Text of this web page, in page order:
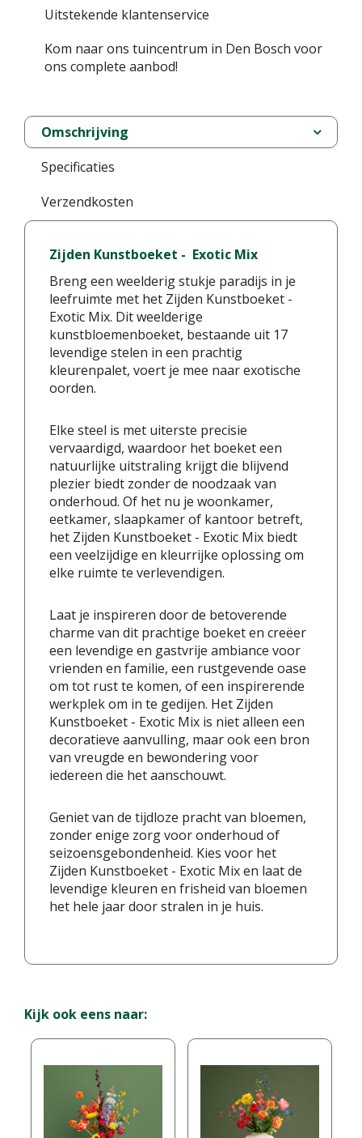
Uitstekende klantenservice
Kom naar ons tuincentrum in Den Bosch voor
ons complete aanbod!
Omschrijving
Specificaties
Verzendkosten
Zijden Kunstboeket - Exotic Mix
Breng een weelderig stukje paradijs in je
leefruimte met het Zijden Kunstboeket -
Exotic Mix. Dit weelderige
kunstbloemenboeket, bestaande uit 17
levendige stelen in een prachtig
kleurenpalet, voert je mee naar exotische
oorden.
Elke steel is met uiterste precisie
vervaardigd, waardoor het boeket een
natuurlijke uitstraling krijgt die blijvend
plezier biedt zonder de noodzaak van
onderhoud. Of het nu je woonkamer,
eetkamer, slaapkamer of kantoor betreft,
het Zijden Kunstboeket - Exotic Mix biedt
een veelzijdige en kleurrijke oplossing om
elke ruimte te verlevendigen.
Laat je inspireren door de betoverende
charme van dit prachtige boeket en creëer
een levendige en gastvrije ambiance voor
vrienden en familie, een rustgevende oase
om tot rust te komen, of een inspirerende
werkplek om in te gedijen. Het Zijden
Kunstboeket - Exotic Mix is niet alleen een
decoratieve aanvulling, maar ook een bron
van vreugde en bewondering voor
iedereen die het aanschouwt.
Geniet van de tijdloze pracht van bloemen,
zonder enige zorg voor onderhoud of
seizoensgebondenheid. Kies voor het
Zijden Kunstboeket - Exotic Mix en laat de
levendige kleuren en frisheid van bloemen
het hele jaar door stralen in je huis.
Kijk ook eens naar: